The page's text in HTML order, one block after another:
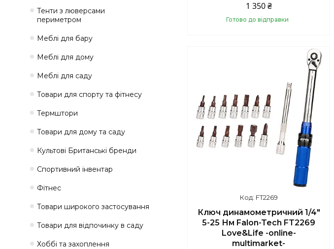
1 350 ₴
Готово до відправки
FT2269
Ключ динамометричний 1/4"
5-25 Нм Falon-Tech FT2269
Love&Life -online-
multimarket-
Тенти з люверсами
периметром
Меблі для бару
Меблі для дому
Меблі для саду
Товари для спорту та фітнесу
Термштори
Товари для дому та саду
Культові Британські бренди
Спортивний інвентар
Фітнес
Товари широкого застосування
Товари для відпочинку в саду
Хоббі та захоплення